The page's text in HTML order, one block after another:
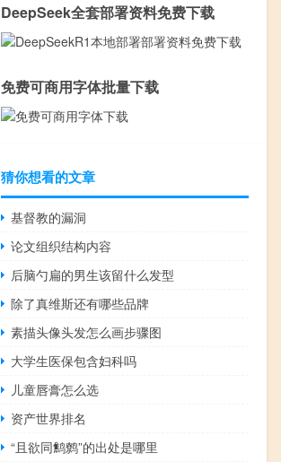
DeepSeek全套部署资料免费下载
免费可商用字体批量下载
猜你想看的文章
基督教的漏洞
论文组织结构内容
后脑勺扁的男生该留什么发型
除了真维斯还有哪些品牌
素描头像头发怎么画步骤图
大学生医保包含妇科吗
儿童唇膏怎么选
资产世界排名
“且欲同鹪鹩”的出处是哪里